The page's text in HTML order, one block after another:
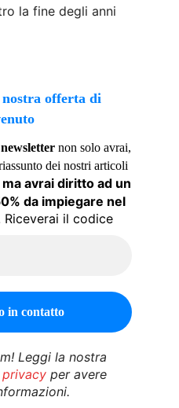
la fine degli anni
offerta di
non solo avrai,
dei nostri articoli
ma avrai diritto ad un
da impiegare nel
Riceverai il codice
Leggi la nostra
per avere